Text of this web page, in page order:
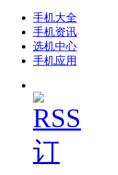
手机大全
手机资讯
选机中心
手机应用